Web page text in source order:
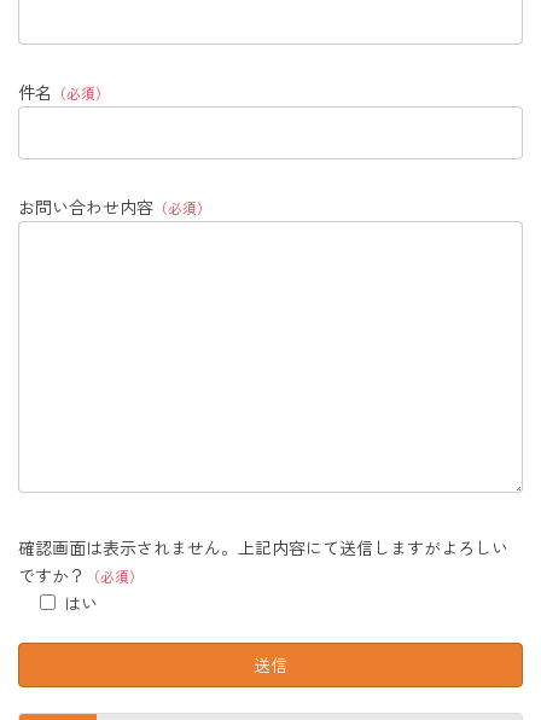
件名 （必須）
お問い合わせ内容 （必須）
確認画面は表示されません。上記内容にて送信しますがよろしい
ですか？
（必須）
はい